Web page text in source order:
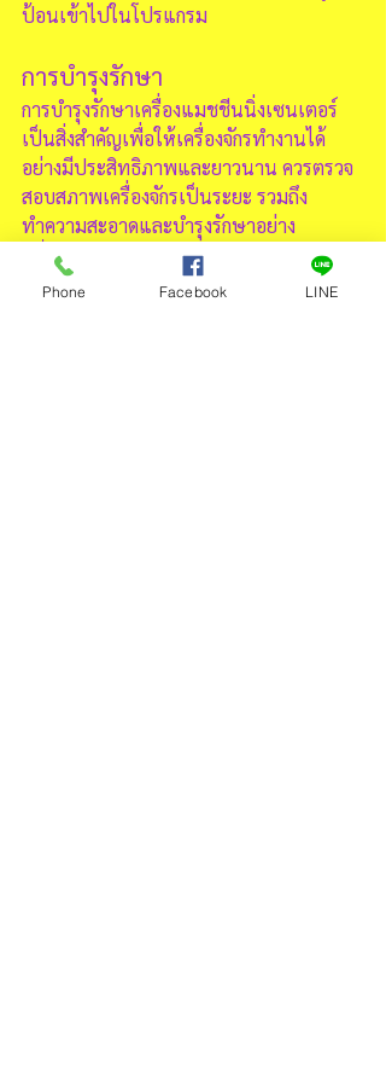
ป้อนเข้าไปในโปรแกรม
การบำรุงรักษา
การบำรุงรักษาเครื่องแมชชีนนิ่งเซนเตอร์
เป็นสิ่งสำคัญเพื่อให้เครื่องจักรทำงานได้
อย่างมีประสิทธิภาพและยาวนาน ควรตรวจ
สอบสภาพเครื่องจักรเป็นระยะ รวมถึง
ทำความสะอาดและบำรุงรักษาอย่าง
สม่ำเสมอ
Phone Facebook LINE